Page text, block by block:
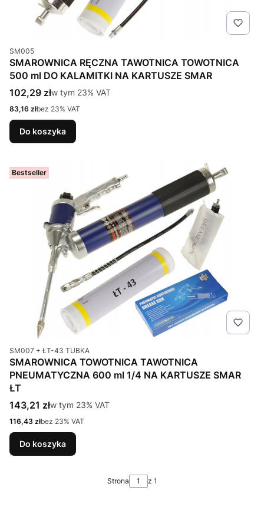
Kod produktu
SM005
SMAROWNICA RĘCZNA TAWOTNICA TOWOTNICA
500 ml DO KALAMITKI NA KARTUSZE SMAR
Cena brutto
102,29 złw tym %s VAT
w tym 23% VAT
Cena netto
83,16 złbez 23% VAT
Do koszyka
Bestseller
Kod produktu
SM007 + ŁT-43 TUBKA
SMAROWNICA TOWOTNICA TAWOTNICA
PNEUMATYCZNA 600 ml 1/4 NA KARTUSZE SMAR
ŁT
Cena brutto
143,21 złw tym %s VAT
w tym 23% VAT
Cena netto
116,43 złbez 23% VAT
Do koszyka
Strona z 1